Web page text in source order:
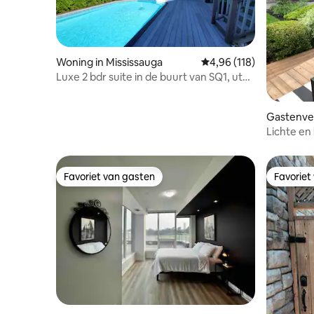
Woning in Mississauga Gemiddelde
4,96 (118)
Luxe 2 bdr suite in de buurt van SQ1, utm,
Lichte
Favoriet van gasten
Favoriet van gasten